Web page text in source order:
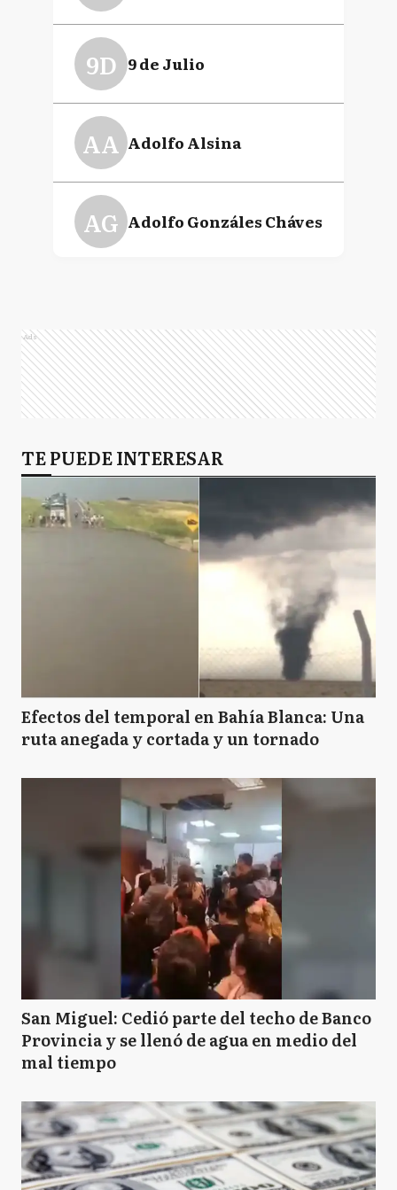
9D 9 de Julio
AA Adolfo Alsina
AG Adolfo Gonzáles Cháves
A Arrecifes
A Avellaneda
A Ayacucho
BB Bahía Blanca
B Balcarce
B Baradero
Benito Juarez
B Berazategui
B Brandsen
Ads
TE PUEDE INTERESAR
Efectos del temporal en Bahía Blanca: Una
ruta anegada y cortada y un tornado
San Miguel: Cedió parte del techo de Banco
Provincia y se llenó de agua en medio del
mal tiempo